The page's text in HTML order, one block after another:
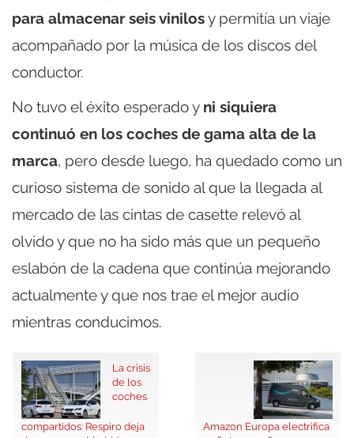
para almacenar seis vinilosy permitía un viaje
acompañado por la música de los discos del
conductor.
No tuvo el éxito esperado y ni siquiera
continuó en los coches de gama alta de la
marca, pero desde luego, ha quedado como un
curioso sistema de sonido al que la llegada al
mercado de las cintas de casette relevó al
olvido y que no ha sido más que un pequeño
eslabón de la cadena que continúa mejorando
actualmente y que nos trae el mejor audio
mientras conducimos.
La crisis
de los
coches
compartidos: Respiro deja
Amazon Europa electrifica